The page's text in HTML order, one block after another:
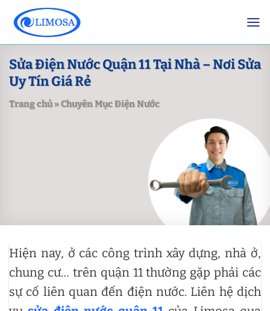
content
Sửa Điện Nước Quận 11 Tại Nhà – Nơi Sửa
Uy Tín Giá Rẻ
Trang chủ»Chuyên Mục Điện Nước
Hiện nay, ở các công trình xây dựng, nhà ở,
chung cư… trên quận 11 thường gặp phải các
sự cố liên quan đến điện nước. Liên hệ dịch